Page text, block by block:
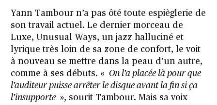
Yann Tambour n’a pas ôté toute espièglerie de
son travail actuel. Le dernier morceau de
Luxe, Unusual Ways, un jazz halluciné et
lyrique très loin de sa zone de confort, le voit
à nouveau se mettre dans la peau d’un autre,
comme à ses débuts. «On l’a placée là pour que
l’auditeur puisse arrêter le disque avant la fin si ça
l’insupporte», sourit Tambour. Mais sa voix